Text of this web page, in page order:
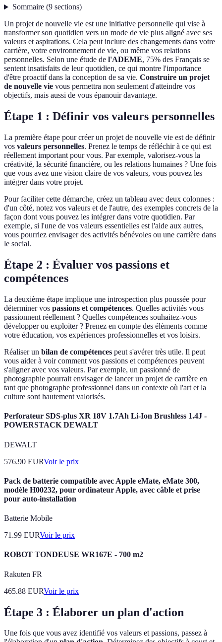
Sommaire(9 sections)
Un projet de nouvelle vie est une initiative personnelle qui vise à
transformer son quotidien vers un mode de vie plus aligné avec ses
valeurs et aspirations. Cela peut inclure des changements dans votre
carrière, votre environnement de vie, ou même vos relations
personnelles. Selon une étude de l'ADEME, 75% des Français se
sentent insatisfaits de leur quotidien, ce qui montre l'importance
d'être proactif dans la conception de sa vie. Construire un projet
de nouvelle vie vous permettra non seulement d'atteindre vos
objectifs, mais aussi de vous épanouir davantage.
Étape 1 : Définir vos valeurs personnelles
La première étape pour créer un projet de nouvelle vie est de définir
vos valeurs personnelles. Prenez le temps de réfléchir à ce qui est
réellement important pour vous. Par exemple, valorisez-vous la
créativité, la sécurité financière, ou les relations humaines ? Une fois
que vous avez une vision claire de vos valeurs, vous pouvez les
intégrer dans votre projet.
Pour faciliter cette démarche, créez un tableau avec deux colonnes :
d'un côté, notez vos valeurs et de l'autre, des exemples concrets de la
façon dont vous pouvez les intégrer dans votre quotidien. Par
exemple, si l'une de vos valeurs essentielles est l'aide aux autres,
vous pourriez envisager des activités bénévoles ou une carrière dans
le social.
Étape 2 : Évaluer vos passions et
compétences
La deuxième étape implique une introspection plus poussée pour
déterminer vos passions et compétences. Quelles activités vous
passionnent réellement ? Quelles compétences souhaitez-vous
développer ou exploiter ? Prenez en compte des éléments comme
votre éducation, vos expériences professionnelles et vos loisirs.
Réaliser un bilan de compétences peut s'avérer très utile. Il peut
vous aider à voir comment vos passions et compétences peuvent
s'aligner avec vos valeurs. Par exemple, un passionné de
photographie pourrait envisager de lancer un projet de carrière en
tant que photographe professionnel dans un contexte où l'art et la
culture sont hautement valorisés.
Perforateur SDS-plus XR 18V 1.7Ah Li-Ion Brushless 1.4J -
POWERSTACK DEWALT
DEWALT
576.90 EURVoir le prix
Pack de batterie compatible avec Apple eMate, eMate 300,
modèle H00232, pour ordinateur Apple, avec câble et prise
pour auto-installation
Batterie Mobile
71.99 EURVoir le prix
ROBOT TONDEUSE WR167E - 700 m2
Rakuten FR
465.88 EURVoir le prix
Étape 3 : Élaborer un plan d'action
Une fois que vous avez identifié vos valeurs et passions, passez à